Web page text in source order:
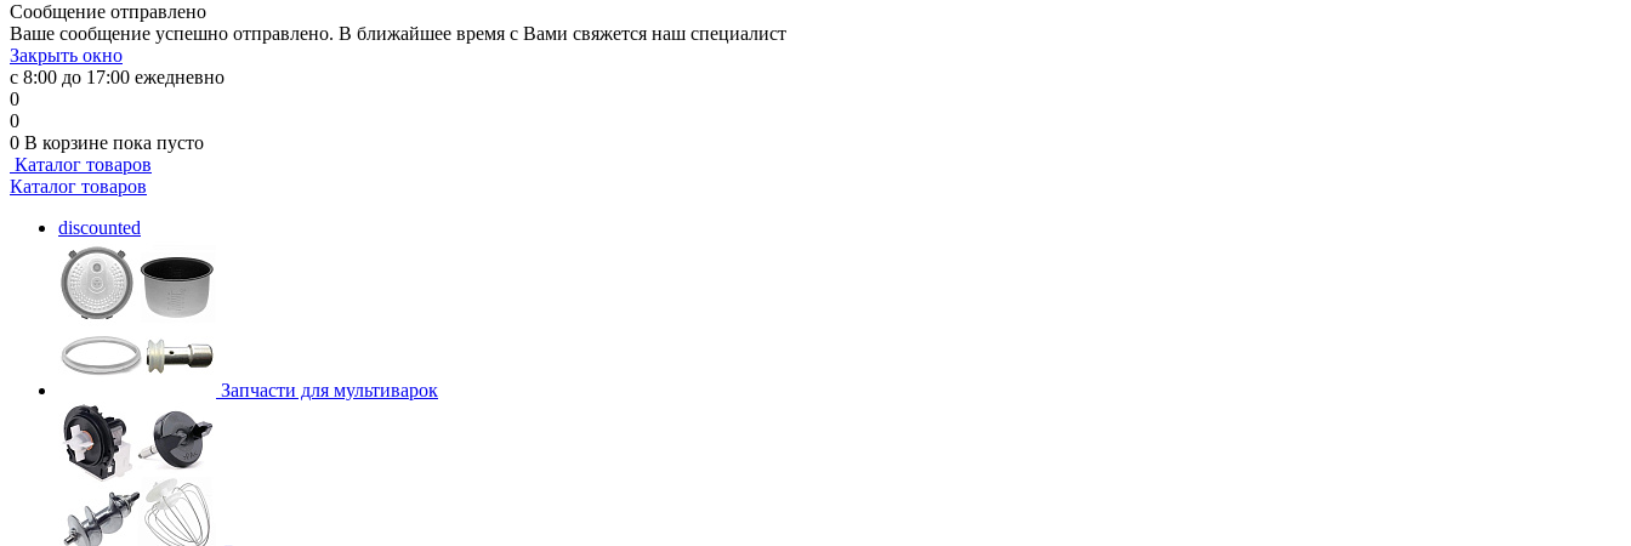
Сообщение отправлено
Ваше сообщение успешно отправлено. В ближайшее время с Вами свяжется наш специалист
Закрыть окно
с 8:00 до 17:00 ежедневно
0
0
0 В корзине пока пусто
Каталог товаров
Каталог товаров
discounted
Запчасти для мультиварок